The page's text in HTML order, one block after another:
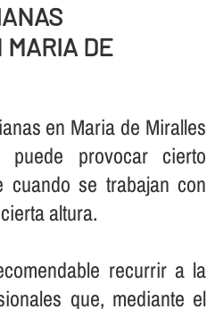
MARIA DE
en Maria de Miralles
provocar cierto
cuando se trabajan con
altura.
recurrir a la
que, mediante el